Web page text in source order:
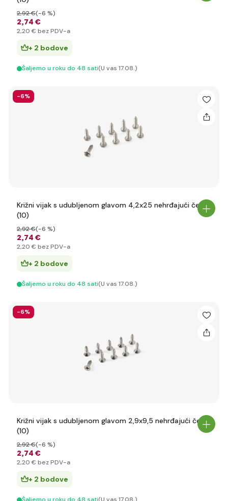
2,74 €
2,92 €(-6 %)
2,20 € bez PDV-a
+ 2 bodove
Šaljemo u roku do 48 sati(U vas 17.08.)
-6%
Križni vijak s udubljenom glavom 4,2x25 nehrđajući čelik
(10)
2,74 €
2,92 €(-6 %)
2,20 € bez PDV-a
+ 2 bodove
Šaljemo u roku do 48 sati(U vas 17.08.)
-6%
Križni vijak s udubljenom glavom 2,9x9,5 nehrđajući čelik
(10)
2,74 €
2,92 €(-6 %)
2,20 € bez PDV-a
+ 2 bodove